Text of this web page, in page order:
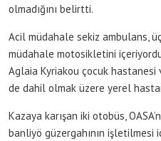
olmadığını belirtti.
Acil müdahale sekiz ambulans,
müdahale motosikletini
Aglaia Kyriakou çocuk
de dahil olmak üzere yerel
Kazaya karışan iki otobüs,
banliyö güzergahının işletilmesi